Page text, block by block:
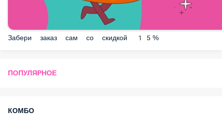
Забери заказ сам со скидкой 15%
ПОПУЛЯРНОЕ
КОМБО